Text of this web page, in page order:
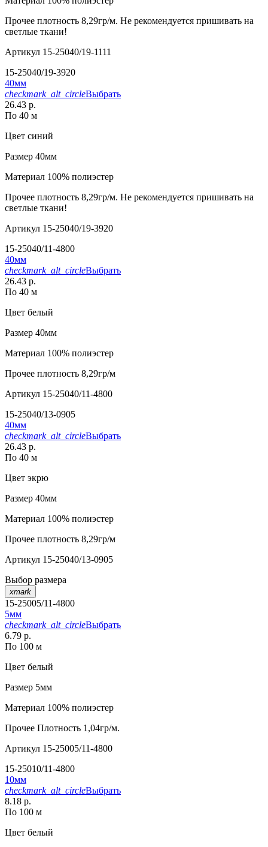
Прочее плотность 8,29гр/м. Не рекомендуется пришивать на
светлые ткани!
Артикул 15-25040/19-1111
15-25040/19-3920
40мм
checkmark_alt_circleВыбрать
26.43 р.
По 40 м
Цвет синий
Размер 40мм
Материал 100% полиэстер
Прочее плотность 8,29гр/м. Не рекомендуется пришивать на
светлые ткани!
Артикул 15-25040/19-3920
15-25040/11-4800
40мм
checkmark_alt_circleВыбрать
26.43 р.
По 40 м
Цвет белый
Размер 40мм
Материал 100% полиэстер
Прочее плотность 8,29гр/м
Артикул 15-25040/11-4800
15-25040/13-0905
40мм
checkmark_alt_circleВыбрать
26.43 р.
По 40 м
Цвет экрю
Размер 40мм
Материал 100% полиэстер
Прочее плотность 8,29гр/м
Артикул 15-25040/13-0905
Выбор размера
xmark
15-25005/11-4800
5мм
checkmark_alt_circleВыбрать
6.79 р.
По 100 м
Цвет белый
Размер 5мм
Материал 100% полиэстер
Прочее Плотность 1,04гр/м.
Артикул 15-25005/11-4800
15-25010/11-4800
10мм
checkmark_alt_circleВыбрать
8.18 р.
По 100 м
Цвет белый